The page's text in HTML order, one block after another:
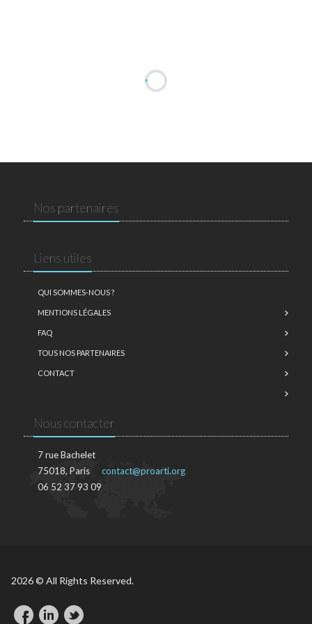
Nos partenaires
Liens utiles
QUI SOMMES-NOUS ?
MENTIONS LÉGALES
FAQ
TOUS NOS PARTENAIRES
CONTACT
Nous contacter
7 rue Bachelet
75018, Paris
06 52 37 93 09
contact@proarti.org
2026 © All Rights Reserved.